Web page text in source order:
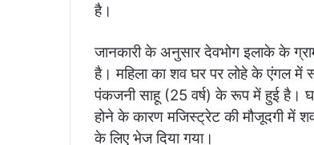
है।
जानकारी के अनुसार देवभोग इलाके के
है। महिला का शव घर पर लोहे के एंगल में
पंकजनी साहू (25 वर्ष) के रूप में हुई है।
होने के कारण मजिस्ट्रेट की मौजूदगी में शव
के लिए भेज दिया गया।